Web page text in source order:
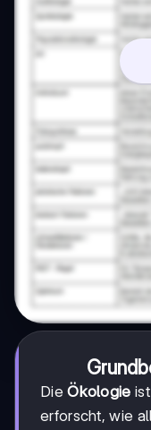
DieÖkologie
erforscht, wie